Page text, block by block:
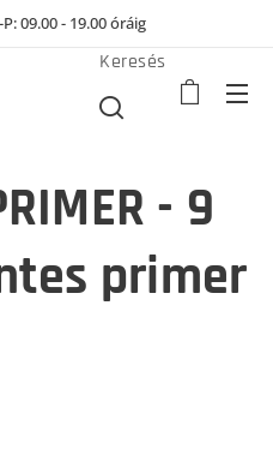
09.00 - 19.00 óráig
Keresés
- 9
primer